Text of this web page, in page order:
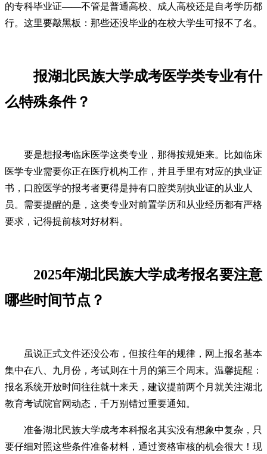
的专科毕业证——不管是普通高校、成人高校还是自考学历都
行。这里要敲黑板：那些还没毕业的在校大学生可报不了名。
报湖北民族大学成考医学类专业有什
么特殊条件？
要是想报考临床医学这类专业，那得按规矩来。比如临床
医学专业需要你正在医疗机构工作，并且手里有对应的执业证
书，口腔医学的报考者更得是持有口腔类别执业证的从业人
员。需要提醒的是，这类专业对前置学历和从业经历都有严格
要求，记得提前核对好材料。
2025年湖北民族大学成考报名要注意
哪些时间节点？
虽说正式文件还没公布，但按往年的规律，网上报名基本
集中在八、九月份，考试则在十月的第三个周末。温馨提醒：
报名系统开放时间往往就十来天，建议提前两个月就关注湖北
教育考试院官网动态，千万别错过重要通知。
准备湖北民族大学成考本科报名其实没有想象中复杂，只
要仔细对照这些条件准备材料，通过资格审核的机会很大！现